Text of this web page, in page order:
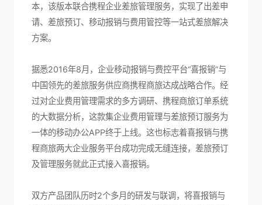
本，该版本联合携程企业差旅管理服务，实现了出差申
请、差旅预订、移动报销与费用管控等一站式差旅解决
方案。
据悉2016年8月，企业移动报销与费控平台“喜报销”与
中国领先的差旅服务供应商携程商旅达成战略合作。经
过对企业费用管理需求的多方调研、携程商旅订单系统
的大数据分析，这款集企业费用管理与差旅预订服务为
一体的移动办公APP终于上线。这也标志着喜报销与携
程商旅两大企业服务平台成功完成无缝连接，差旅预订
及管理服务就此正式接入喜报销。
双方产品团队历时2个多月的研发与联调，将喜报销与